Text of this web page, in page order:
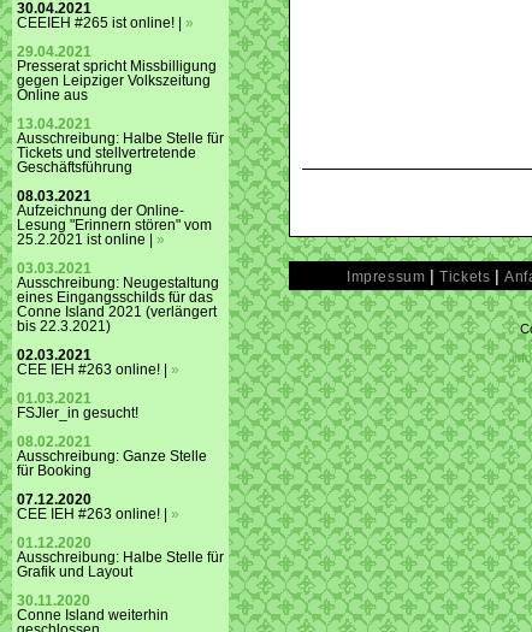
30.04.2021
CEEIEH #265 ist online! | »
29.04.2021
Presserat spricht Missbilligung
gegen Leipziger Volkszeitung
Online aus
13.04.2021
Ausschreibung: Halbe Stelle für
Tickets und stellvertretende
Geschäftsführung
08.03.2021
Aufzeichnung der Online-
Lesung "Erinnern stören" vom
25.2.2021 ist online | »
03.03.2021
Ausschreibung: Neugestaltung
eines Eingangsschilds für das
Conne Island 2021 (verlängert
bis 22.3.2021)
02.03.2021
CEE IEH #263 online! | »
01.03.2021
FSJler_in gesucht!
08.02.2021
Ausschreibung: Ganze Stelle
für Booking
07.12.2020
CEE IEH #263 online! | »
01.12.2020
Ausschreibung: Halbe Stelle für
Grafik und Layout
30.11.2020
Conne Island weiterhin
Impressum | Tickets |